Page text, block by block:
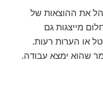
את ההוצאות של
מייצגות גם
או הערות רעות.
שהוא ימצא עבודה.